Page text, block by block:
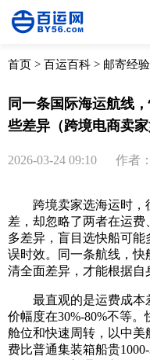
全部 物流资
取消
首页 > 百运百科 > 邮寄经验
同一条国际海运航线
些差异（跨境电商卖家
2026-03-24 09:10 作者
跨境卖家选海运时，
差，却忽略了两者在运
多差异，盲目选快船可
误时效。同一条航线，
清全面差异，才能根据自
最直观的是运费成本
价幅度在30%-80%不等
舱位和快速周转，以中
费比普通集装箱船贵